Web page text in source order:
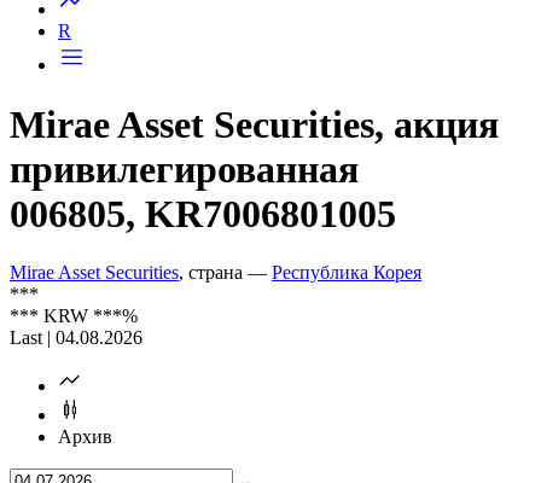
R
Mirae Asset Securities, акция
привилегированная
006805, KR7006801005
Mirae Asset Securities, страна — Республика Корея
***
*** KRW ***%
Last | 04.08.2026
Архив